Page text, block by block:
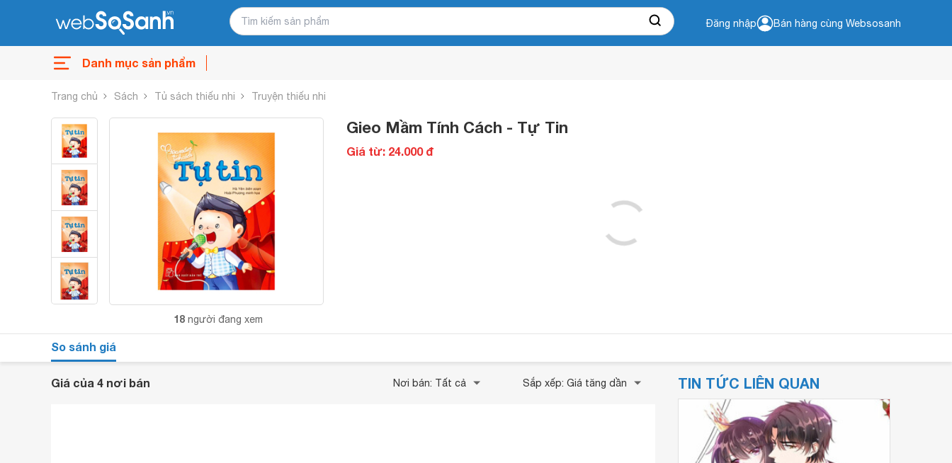
Đăng nhập Bán hàng cùng Websosanh
Danh mục sản phẩm
Trang chủ Sách Tủ sách thiếu nhi Truyện thiếu nhi
18 người đang xem
Gieo Mầm Tính Cách - Tự Tin
Giá từ: 24.000 đ
So sánh giá
Giá của 4 nơi bán Nơi bán: Tất cả Sắp xếp: Giá tăng dần TIN TỨC LIÊN QUAN